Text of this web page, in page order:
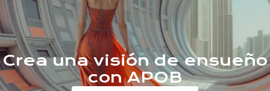
Crea una visión de ensueño
con APOB